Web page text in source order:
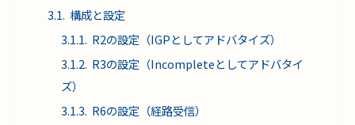
構成と設定
R2の設定（IGPとしてアドバタイズ）
R3の設定（Incompleteとしてアドバタイ
ズ）
R6の設定（経路受信）